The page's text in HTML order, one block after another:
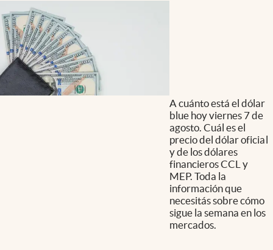
A cuánto está el dólar
blue hoy viernes 7 de
agosto. Cuál es el
precio del dólar oficial
y de los dólares
financieros CCL y
MEP. Toda la
información que
necesitás sobre cómo
sigue la semana en los
mercados.